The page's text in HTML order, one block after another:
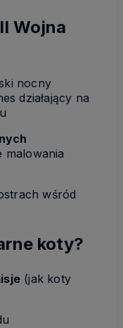
Wojna
nocny
działający na
malowania
wśród
koty?
(jak koty